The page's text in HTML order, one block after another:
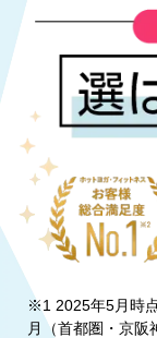
※1 2025年5月時
月（首都圏・京